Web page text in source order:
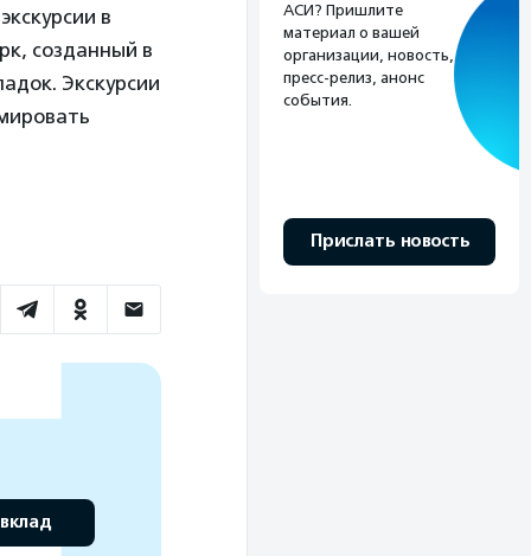
в
созданный в
Экскурсии
АСИ? Пришлите
материал о вашей
организации, новость,
пресс-релиз, анонс
события.
Прислать новость